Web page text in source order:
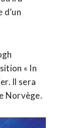
d’un
« In
Il sera
Norvège.